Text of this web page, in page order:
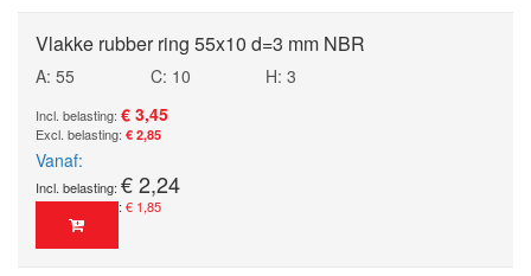
Vlakke rubber ring 55x10 d=3 mm NBR
A: 55 C: 10
H: 3
€ 3,45
€ 2,85
Vanaf
€ 2,24
€ 1,85